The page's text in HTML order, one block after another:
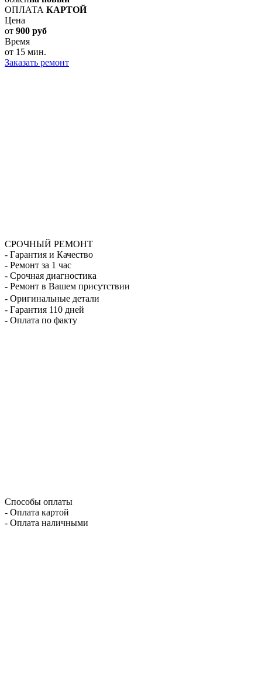
ОПЛАТА КАРТОЙ
Цена
от 900 руб
Время
от 15 мин.
Заказать ремонт
СРОЧНЫЙ РЕМОНТ
- Гарантия и Качество
- Ремонт за 1 час
- Срочная диагностика
- Ремонт в Вашем присутствии
- Оригинальные детали
- Гарантия 110 дней
- Оплата по факту
Способы оплаты
- Оплата картой
- Оплата наличными